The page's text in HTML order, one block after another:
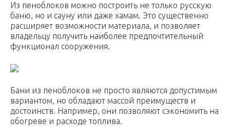
Из пеноблоков можно построить не только русскую
баню, но и сауну или даже хамам. Это существенно
расширяет возможности материала, и позволяет
владельцу получить наиболее предпочтительный
функционал сооружения.
Бани из пеноблоков не просто являются допустимым
вариантом, но обладают массой преимуществ и
достоинств. Например, они позволяют сэкономить на
обогреве и расходе топлива.